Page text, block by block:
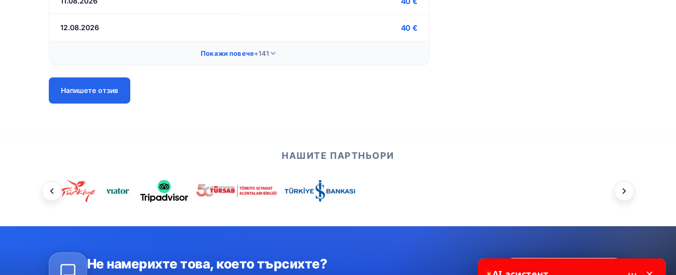
12.08.2026 40 €
Покажи повече+141
Напишете отзив
НАШИТЕ ПАРТНЬОРИ
Не намерихте това, което търсихте? Пишете ни в WhatsApp